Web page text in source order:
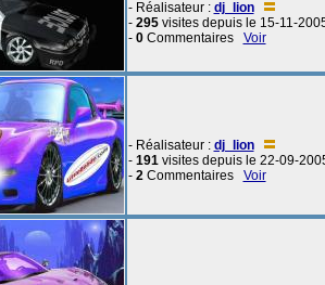
- Réalisateur : dj_lion
- 295visites depuis le 15-11-
- 0Commentaires Voir
- Réalisateur : dj_lion
- 191visites depuis le 22-09-
- 2Commentaires Voir